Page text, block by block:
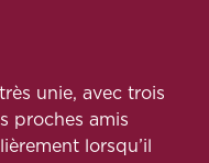
unie, avec trois
proches amis
lorsqu’il